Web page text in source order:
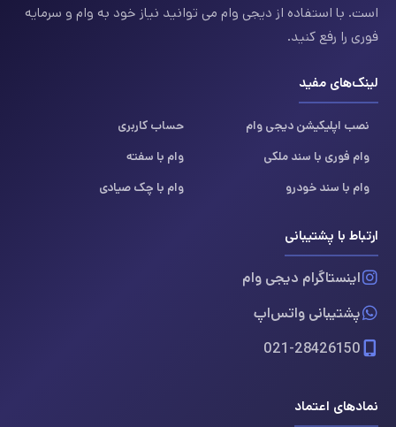
است. با استفاده از دیجی وام می توانید نیاز خود به وام و سرمایه
فوری را رفع کنید.
لینک‌های مفید
نصب اپلیکیشن دیجی وام
حساب کاربری
وام فوری با سند ملکی
وام با سفته
وام با سند خودرو
وام با چک صیادی
ارتباط با پشتیبانی
اینستاگرام دیجی وام
پشتیبانی واتس‌اپ
021-28426150
نمادهای اعتماد